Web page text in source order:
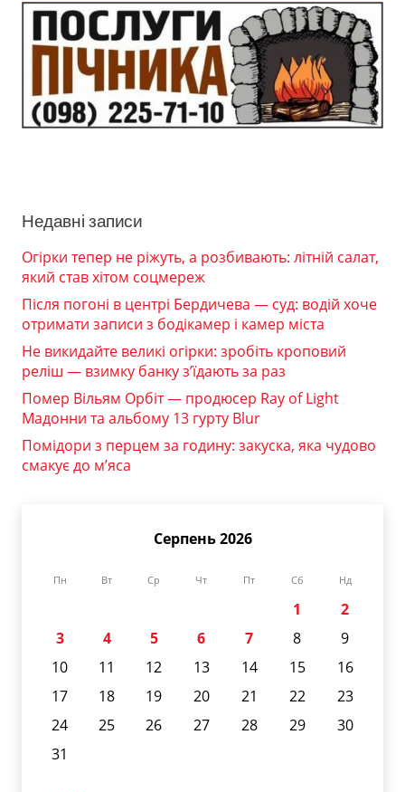
Недавні записи
Огірки тепер не ріжуть, а розбивають: літній салат,
який став хітом соцмереж
Після погоні в центрі Бердичева — суд: водій хоче
отримати записи з бодікамер і камер міста
Не викидайте великі огірки: зробіть кроповий
реліш — взимку банку з’їдають за раз
Помер Вільям Орбіт — продюсер Ray of Light
Мадонни та альбому 13 гурту Blur
Помідори з перцем за годину: закуска, яка чудово
смакує до м’яса
Серпень 2026
Пн Вт Ср Чт Пт Сб Нд
1
2
3
4 5 6 7 8
9
10
11 12 13 14 15
16
17
18 19 20 21 22
23
24
25 26 27 28 29
30
31